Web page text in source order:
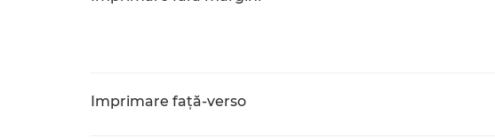
Imprimare faţă-verso